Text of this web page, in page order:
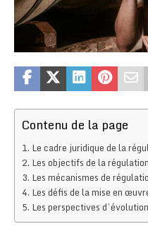
Contenu de la page
Le cadre juridique de la
Les objectifs de la
Les mécanismes de
Les défis de la mise en
Les perspectives